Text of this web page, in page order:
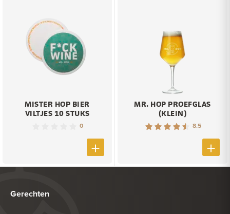
MISTER HOP BIER
VILTJES 10 STUKS
0
MR. HOP PROEFGLAS
(KLEIN)
8.5
Gerechten